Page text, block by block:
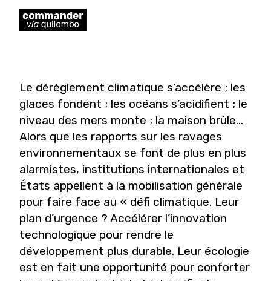
Le dérèglement climatique s’accélère ; les
glaces fondent ; les océans s’acidifient ; le
niveau des mers monte ; la maison brûle…
Alors que les rapports sur les ravages
environnementaux se font de plus en plus
alarmistes, institutions internationales et
États appellent à la mobilisation générale
pour faire face au « défi climatique. Leur
plan d’urgence ? Accélérer l’innovation
technologique pour rendre le
développement plus durable. Leur écologie
est en fait une opportunité pour conforter